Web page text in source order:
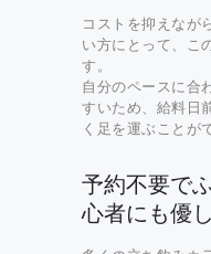
コストを抑えなが
い方にとって、こ
す。
自分のペースに合
すいため、給料日
く足を運ぶことが
予約不要で
心者にも優